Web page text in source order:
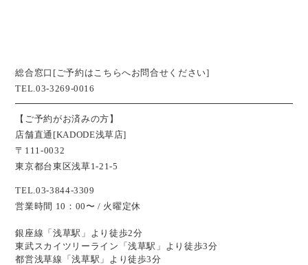
総合窓口[ご予約はこちらへお問合せください]
TEL.03-3269-0016
【ご予約がお済みの方】
店舗直通[KADODE浅草店]
〒111-0032
東京都台東区浅草1-21-5
TEL.03-3844-3309
営業時間 10：00〜 / 火曜定休
銀座線「浅草駅」より徒歩2分
東武スカイツリーライン「浅草駅」より徒歩3分
都営浅草線「浅草駅」より徒歩3分